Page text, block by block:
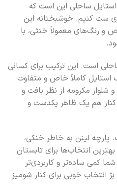
ساحلی این است که
ست کنیم. خوشبختانه این
رنگ‌های معمولاً خنثی، با
است. این ترکیب برای کسانی
کاملاً خاص و متفاوت
شلوار مکرومه از نظر بافت و
کنار هم یک ظاهر یکدست و
پارچه لینن به خاطر خنکی،
انتخاب‌ها برای تابستان
کمی ساده‌تر و کاربردی‌تر
انتخاب خوبی برای کنار شومیز